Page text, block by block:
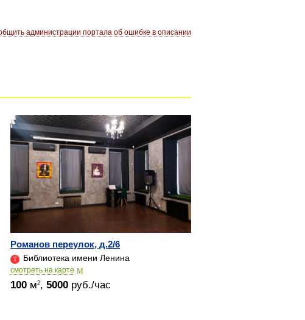
администрации портала об ошибке в описании
Романов переулок, д.2/6
Библиотека имени Ленина
cмотреть на карте
100 м2,5000 руб./час